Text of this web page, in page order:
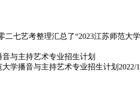
七艺考整理汇总了“2023江苏师范
学播音与主持艺术专业招生计划 2022/